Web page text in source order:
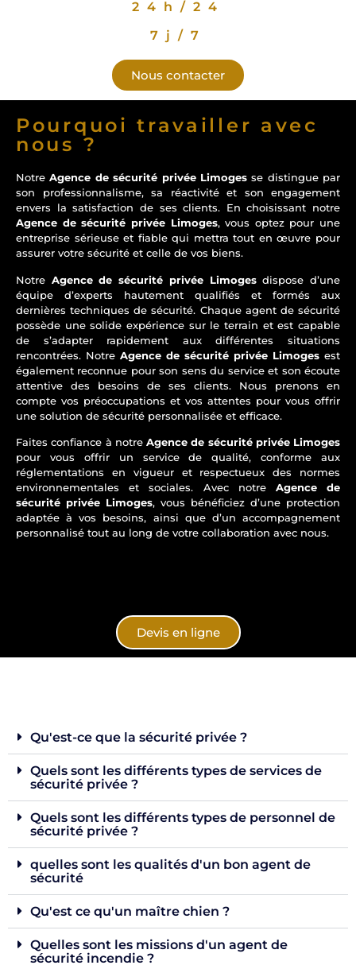
24h/24
7j/7
Nous contacter
Pourquoi travailler avec
nous ?
NotreAgence de sécurité privée Limogesse distingue par
son professionnalisme, sa réactivité et son engagement
envers la satisfaction de ses clients. En choisissant notre
Agence de sécurité privée Limoges, vous optez pour une
entreprise sérieuse et fiable qui mettra tout en œuvre pour
assurer votre sécurité et celle de vos biens.
Notre Agence de sécurité privée Limogesdispose d’une
équipe d’experts hautement qualifiés et formés aux
dernières techniques de sécurité. Chaque agent de sécurité
possède une solide expérience sur le terrain et est capable
de s’adapter rapidement aux différentes situations
rencontrées. Notre Agence de sécurité privée Limoges est
également reconnue pour son sens du service et son écoute
attentive des besoins de ses clients. Nous prenons en
compte vos préoccupations et vos attentes pour vous offrir
une solution de sécurité personnalisée et efficace.
Faites confiance à notre Agence de sécurité privée Limoges
pour vous offrir un service de qualité, conforme aux
réglementations en vigueur et respectueux des normes
environnementales et sociales. Avec notre Agence de
sécurité privée Limoges, vous bénéficiez d’une protection
adaptée à vos besoins, ainsi que d’un accompagnement
personnalisé tout au long de votre collaboration avec nous.
Devis en ligne
Qu'est-ce que la sécurité privée ?
Quels sont les différents types de services de
sécurité privée ?
Quels sont les différents types de personnel de
sécurité privée ?
quelles sont les qualités d'un bon agent de
sécurité
Qu'est ce qu'un maître chien ?
Quelles sont les missions d'un agent de
sécurité incendie ?